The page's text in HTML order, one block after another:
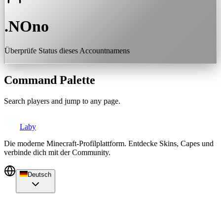
.NOno
Überprüfe Status dieses Accountnamens
Command Palette
Search players and jump to any page.
Laby
Die moderne Minecraft-Profilplattform. Entdecke Skins, Capes und
verbinde dich mit der Community.
Deutsch